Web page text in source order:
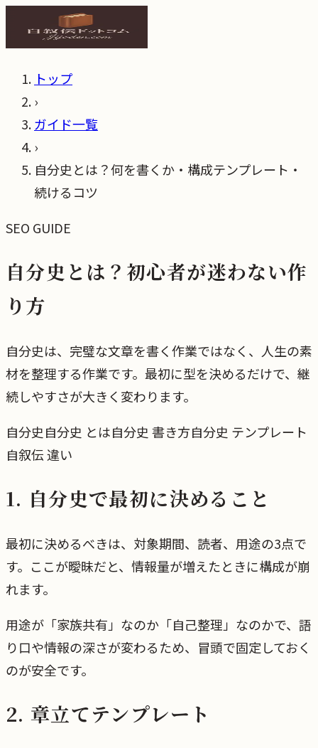
トップ
›
ガイド一覧
›
自分史とは？何を書くか・構成テンプレート・
続けるコツ
SEO GUIDE
自分史とは？初心者が迷わない作
り方
自分史は、完璧な文章を書く作業ではなく、人生の素
材を整理する作業です。最初に型を決めるだけで、継
続しやすさが大きく変わります。
自分史自分史 とは自分史 書き方自分史 テンプレート
自叙伝 違い
1. 自分史で最初に決めること
最初に決めるべきは、対象期間、読者、用途の3点で
す。ここが曖昧だと、情報量が増えたときに構成が崩
れます。
用途が「家族共有」なのか「自己整理」なのかで、語
り口や情報の深さが変わるため、冒頭で固定しておく
のが安全です。
2. 章立てテンプレート